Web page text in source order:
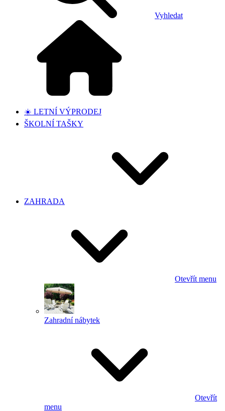
Vyhledat
☀️ LETNÍ VÝPRODEJ
ŠKOLNÍ TAŠKY
ZAHRADA
Otevřít menu
Zahradní nábytek
Otevřít
menu